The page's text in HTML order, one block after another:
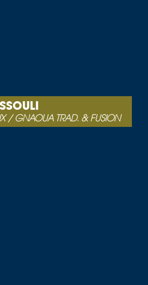
/ GNAOUA TRAD. & FUSION